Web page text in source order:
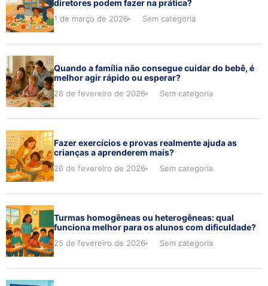
diretores podem fazer na prática?
1 de março de 2026 Sem categoria
Quando a família não consegue cuidar do bebê, é
melhor agir rápido ou esperar?
28 de fevereiro de 2026 Sem categoria
Fazer exercícios e provas realmente ajuda as
crianças a aprenderem mais?
26 de fevereiro de 2026 Sem categoria
Turmas homogêneas ou heterogêneas: qual
funciona melhor para os alunos com dificuldade?
25 de fevereiro de 2026 Sem categoria